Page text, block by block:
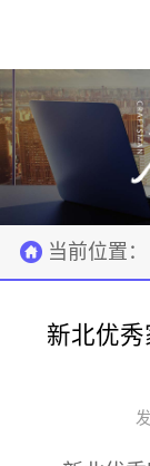
当前位置：
新北优